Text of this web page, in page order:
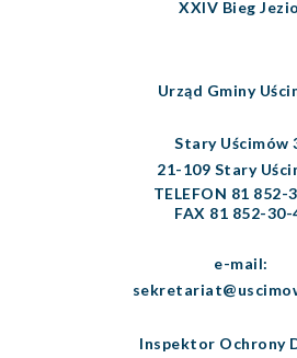
XXIV Bieg
Urząd Gminy
Stary Uścimów
21-109 Stary
TELEFON 81 852-
FAX 81 852-30-
e-mail:
Inspektor Ochrony